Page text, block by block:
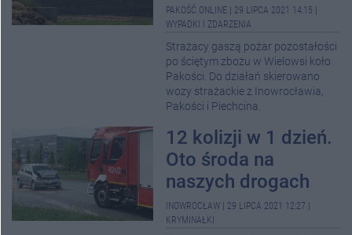
PAKOŚĆ.ONLINE 29 LIPCA 2021 14:15
WYPADKI I ZDARZENIA
Strażacy gaszą pożar pozostałości
po ściętym zbożu w Wielowsi koło
Pakości. Do działań skierowano
wozy strażackie z Inowrocławia,
Pakości i Piechcina.
12 kolizji w 1 dzień.
Oto środa na
naszych drogach
INOWROCŁAW 29 LIPCA 2021 12:27
KRYMINAŁKI